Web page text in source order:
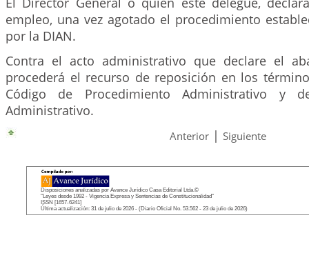
empleo, una vez agotado el procedimiento
por la DIAN.
Contra el acto administrativo que declare el
procederá el recurso de reposición en los
Código de Procedimiento Administrativo y
Administrativo.
Anterior | Siguiente
Disposiciones analizadas por Avance Jurídico Casa Editorial Ltda.©
"Leyes desde 1992 - Vigencia Expresa y Sentencias de Constitucionalidad"
ISSN [1657-6241]
Última actualización: 31 de julio de 2026 - (Diario Oficial No. 53.562 - 23 de julio de 2026)